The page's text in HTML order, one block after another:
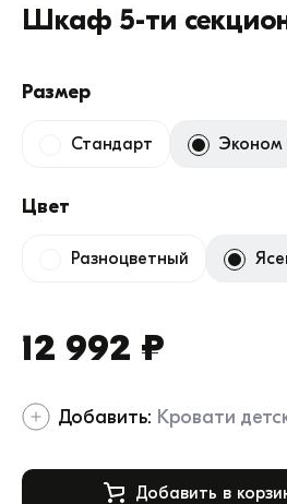
Шкаф 5-ти
Размер
Стандарт Эконом
Цвет
Разноцветный
12 992 ₽
Добавить: Кровати
Добавить в